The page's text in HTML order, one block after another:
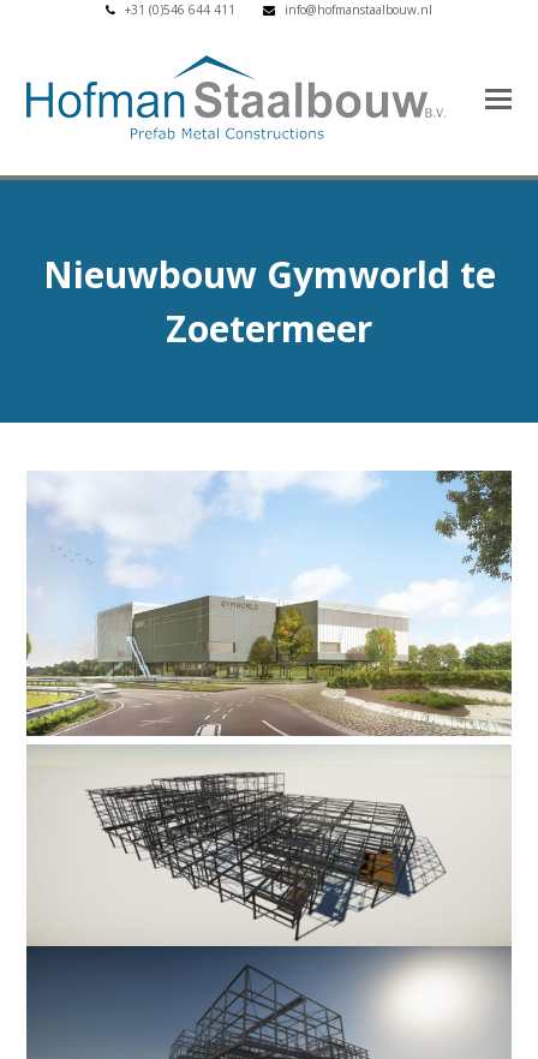
+31 (0)546 644 411 info@hofmanstaalbouw.nl
Nieuwbouw Gymworld te
Zoetermeer